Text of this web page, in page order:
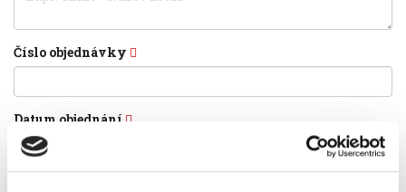
Číslo objednávky
Datum objednání